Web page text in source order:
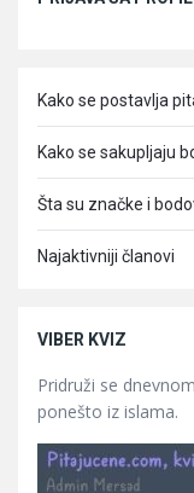
Kako se postavlja
Kako se sakupljaju
Šta su značke i
Najaktivniji članovi
VIBER KVIZ
Pridruži se
ponešto iz islama.